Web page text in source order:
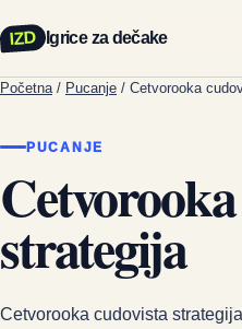
IZD Igrice za dečake
Početna / Pucanje / Cetvorooka
PUCANJE
strategija
Cetvorooka cudovista